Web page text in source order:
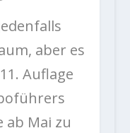
aber es
Auflage
ab Mai zu